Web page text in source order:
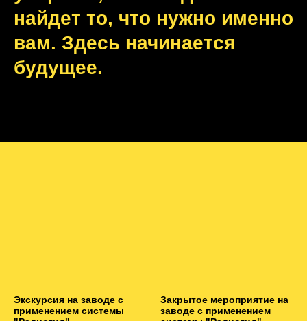
найдет то, что нужно именно
вам. Здесь начинается
будущее.
Экскурсия на заводе с
применением системы
Закрытое мероприятие на
заводе с применением